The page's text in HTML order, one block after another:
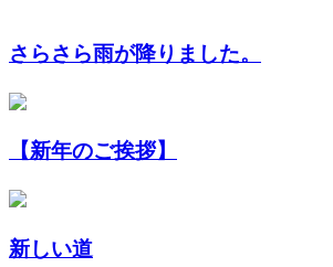
さらさら雨が降りました。
【新年のご挨拶】
新しい道